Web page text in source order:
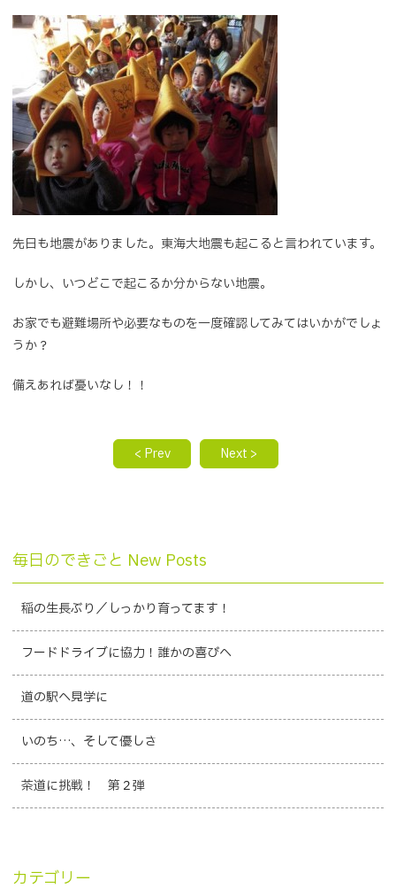
先日も地震がありました。東海大地震も起こると言われています。
しかし、いつどこで起こるか分からない地震。
お家でも避難場所や必要なものを一度確認してみてはいかがでしょ
うか？
備えあれば憂いなし！！
< Prev Next >
毎日のできごと New Posts
稲の生長ぶり／しっかり育ってます！
フードドライブに協力！誰かの喜びへ
道の駅へ見学に
いのち…、そして優しさ
茶道に挑戦！ 第２弾
カテゴリー